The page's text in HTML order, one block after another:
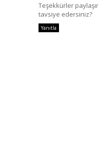
Teşekkürler
tavsiye edersiniz?
Yanıtla